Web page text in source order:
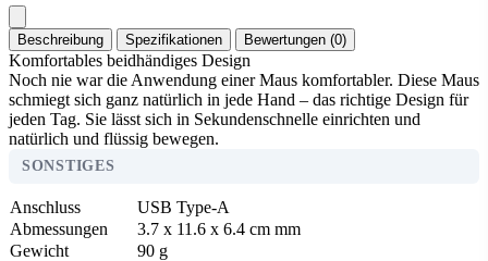
Beschreibung Spezifikationen Bewertungen (0)
Komfortables beidhändiges Design
Noch nie war die Anwendung einer Maus komfortabler. Diese Maus
schmiegt sich ganz natürlich in jede Hand – das richtige Design für
jeden Tag. Sie lässt sich in Sekundenschnelle einrichten und
natürlich und flüssig bewegen.
SONSTIGES
Anschluss
USB Type-A
Abmessungen
3.7 x 11.6 x 6.4 cm mm
Gewicht
90 g